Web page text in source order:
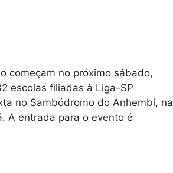
começam no próximo sábado,
escolas filiadas à Liga-SP
no Sambódromo do Anhembi, na
A entrada para o evento é